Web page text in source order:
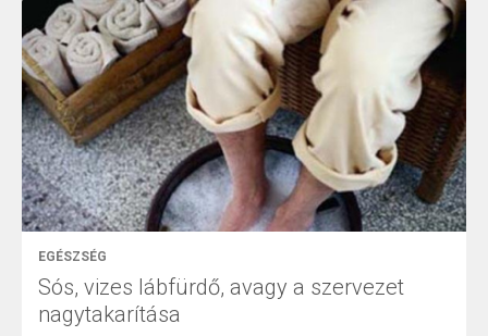
EGÉSZSÉG
Sós, vizes lábfürdő, avagy a szervezet
nagytakarítása